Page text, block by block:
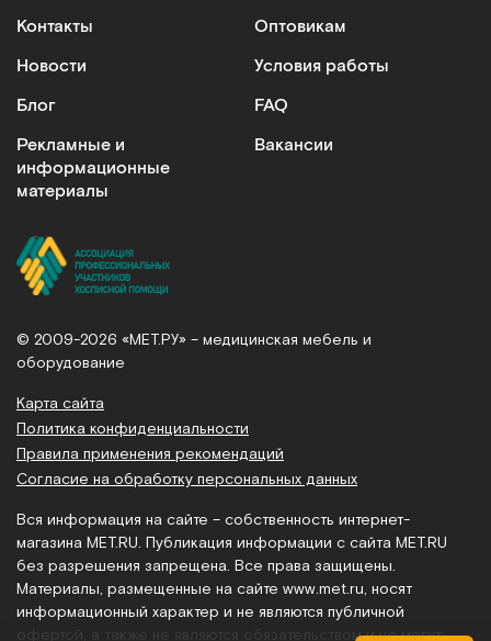
Контакты
Новости
Блог
Рекламные и
информационные
материалы
Оптовикам
Условия работы
FAQ
Вакансии
© 2009-2026 «МЕТ.РУ» – медицинская мебель и
оборудование
Карта сайта
Политика конфиденциальности
Правила применения рекомендаций
Согласие на обработку персональных данных
Вся информация на сайте – собственность интернет-
магазина MET.RU. Публикация информации с сайта MET.RU
без разрешения запрещена. Все права защищены.
Материалы, размещенные на сайте www.met.ru , носят
информационный характер и не являются публичной
офертой, а также не являются обязательством и не могут